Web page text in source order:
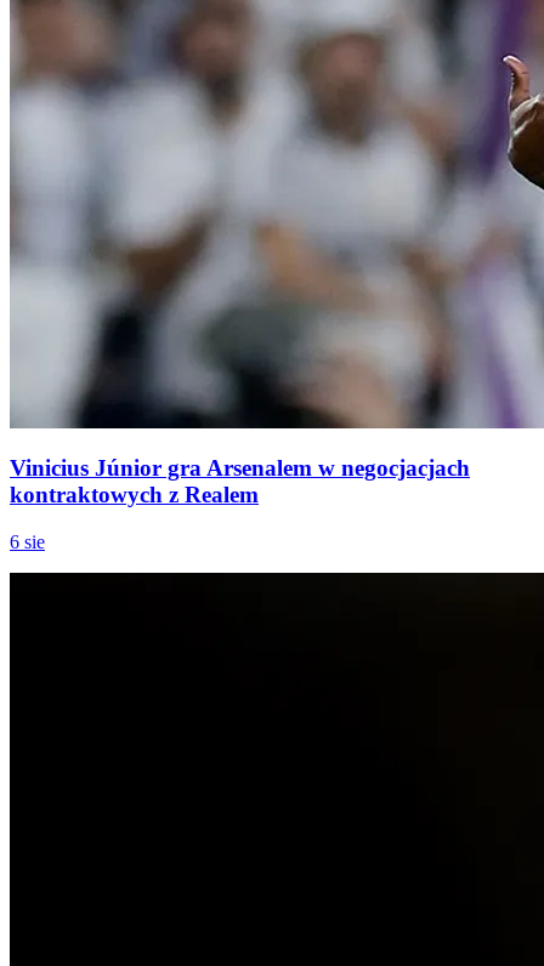
Vinicius Júnior gra Arsenalem w negocjacjach
kontraktowych z Realem
6 sie